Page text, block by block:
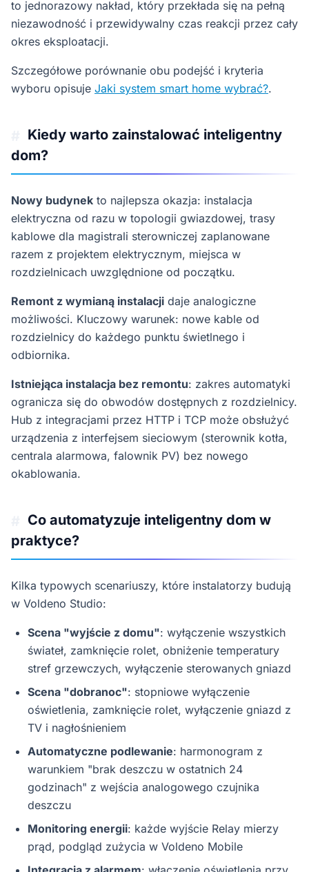
to jednorazowy nakład, który przekłada się na pełną
niezawodność i przewidywalny czas reakcji przez cały
okres eksploatacji.
Szczegółowe porównanie obu podejść i kryteria
wyboru opisuje Jaki system smart home wybrać?.
Kiedy warto zainstalować inteligentny
dom?
Nowy budynek to najlepsza okazja: instalacja
elektryczna od razu w topologii gwiazdowej, trasy
kablowe dla magistrali sterowniczej zaplanowane
razem z projektem elektrycznym, miejsca w
rozdzielnicach uwzględnione od początku.
Remont z wymianą instalacji daje analogiczne
możliwości. Kluczowy warunek: nowe kable od
rozdzielnicy do każdego punktu świetlnego i
odbiornika.
Istniejąca instalacja bez remontu: zakres automatyki
ogranicza się do obwodów dostępnych z rozdzielnicy.
Hub z integracjami przez HTTP i TCP może obsłużyć
urządzenia z interfejsem sieciowym (sterownik kotła,
centrala alarmowa, falownik PV) bez nowego
okablowania.
Co automatyzuje inteligentny dom w
praktyce?
Kilka typowych scenariuszy, które instalatorzy budują
w Voldeno Studio:
Scena "wyjście z domu": wyłączenie wszystkich
świateł, zamknięcie rolet, obniżenie temperatury
stref grzewczych, wyłączenie sterowanych gniazd
Scena "dobranoc": stopniowe wyłączenie
oświetlenia, zamknięcie rolet, wyłączenie gniazd z
TV i nagłośnieniem
Automatyczne podlewanie: harmonogram z
warunkiem "brak deszczu w ostatnich 24
godzinach" z wejścia analogowego czujnika
deszczu
Monitoring energii: każde wyjście Relay mierzy
prąd, podgląd zużycia w Voldeno Mobile